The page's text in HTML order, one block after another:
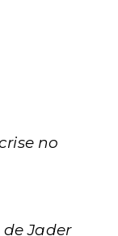
no
Jader